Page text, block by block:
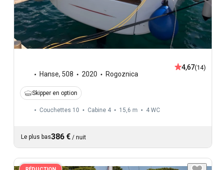
Hanse, 508 2020 Rogoznica
4,67(14)
Skipper en option
Couchettes 10 Cabine 4 15,6 m 4 WC
Le plus bas386 € / nuit